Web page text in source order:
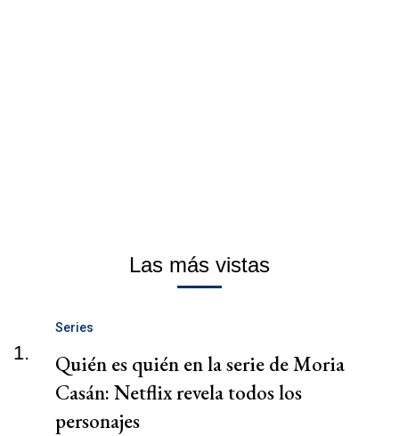
Las más vistas
1.
Series
Quién es quién en la serie de Moria
Casán: Netflix revela todos los
personajes